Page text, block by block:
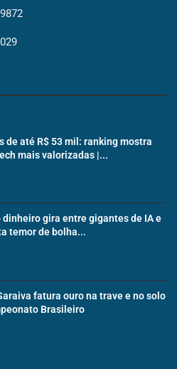
de até R$ 53 mil: ranking mostra
mais valorizadas |...
dinheiro gira entre gigantes de IA e
temor de bolha...
fatura ouro na trave e no solo
Brasileiro